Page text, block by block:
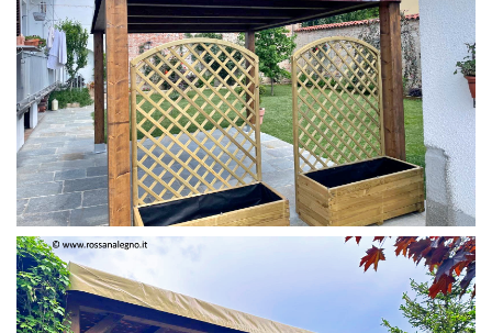
PERGOLA 4 X 3 COLOR MIRTO